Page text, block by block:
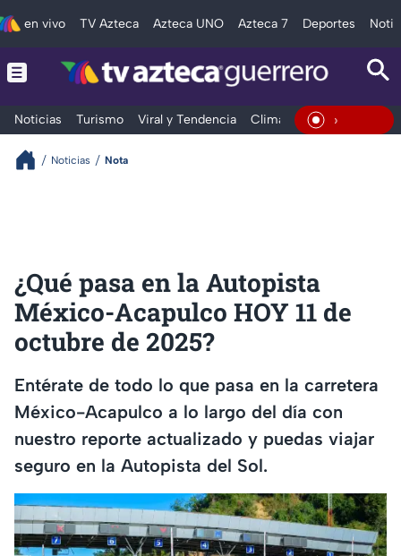
en vivo TV Azteca Azteca UNO Azteca 7 Deportes
Noticias Turismo Viral y Tendencia Clima Deportes En Vivo
Noticias Nota
¿Qué pasa en la Autopista
México-Acapulco HOY 11 de
octubre de 2025?
Entérate de todo lo que pasa en la carretera
México-Acapulco a lo largo del día con
nuestro reporte actualizado y puedas viajar
seguro en la Autopista del Sol.